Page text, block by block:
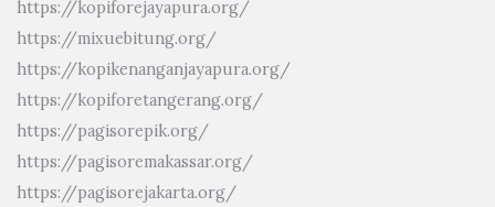
https://kopiforejayapura.org/
https://mixuebitung.org/
https://kopikenanganjayapura.org/
https://kopiforetangerang.org/
https://pagisorepik.org/
https://pagisoremakassar.org/
https://pagisorejakarta.org/